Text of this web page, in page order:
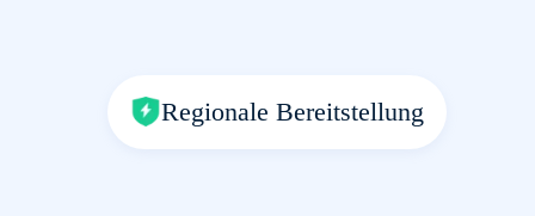
Regionale Bereitstellung